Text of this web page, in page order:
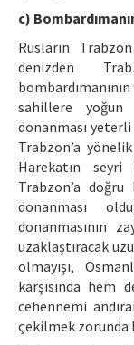
c)
Rusların
denizden
sahillere yoğun
donanması
Trabzon’a
Harekatın
Trabzon’a
donanması
donanmasının
uzaklaştıracak
olmayışı,
karşısında hem
cehennemi
çekilmek zorunda